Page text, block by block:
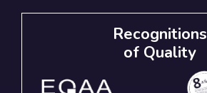
Recognitions
of Quality